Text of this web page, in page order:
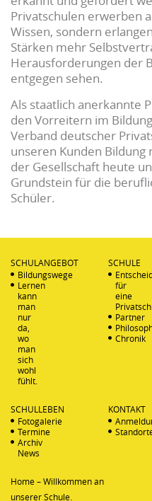
Privatschulen erwerben
Wissen, sondern
Stärken mehr
Herausforderungen der
entgegen sehen.
Als staatlich anerkannte
den Vorreitern im
Verband deutscher
unseren Kunden
der Gesellschaft heute
Grundstein für die
Schüler.
SCHULANGEBOT
Bildungswege
Lernen
kann
man
nur
da,
wo
man
sich
wohl
fühlt.
SCHULE
für
eine
Partner
Chronik
SCHULLEBEN
Fotogalerie
Termine
Archiv
News
KONTAKT
Home – Willkommen an
unserer Schule.